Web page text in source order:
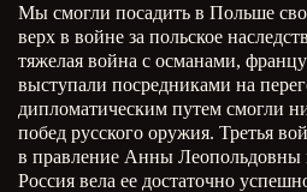
Мы смогли посадить в Польше
верх в войне за польское
тяжелая война с османами,
выступали посредниками на
дипломатическим путем смогли
побед русского оружия. Третья
в правление Анны
Россия вела ее достаточно